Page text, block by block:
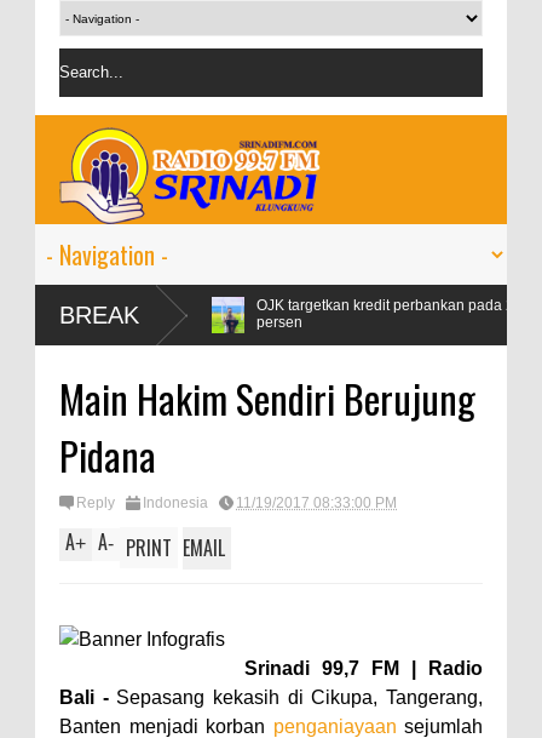
BREAK
Naik 99
OJK targetkan kredit perbankan pada 2024 tumbuh
persen
Main Hakim Sendiri Berujung
Pidana
Reply Indonesia 11/19/2017 08:33:00 PM
A+ A- PRINT EMAIL
Srinadi 99,7 FM | Radio
Bali - Sepasang kekasih di Cikupa, Tangerang,
Banten menjadi korban penganiayaan sejumlah